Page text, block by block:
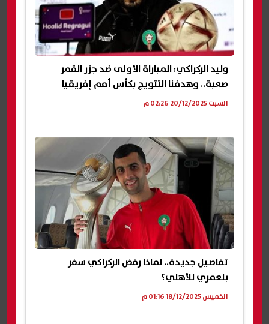
وليد الركراكي: المباراة الأولى ضد جزر القمر
صعبة.. وهدفنا التتويج بكأس أمم إفريقيا
السبت 20/12/2025 02:26 م
تفاصيل جديدة.. لماذا رفض الركراكي سفر
بلعمري للأهلي؟
الخميس 18/12/2025 01:16 م